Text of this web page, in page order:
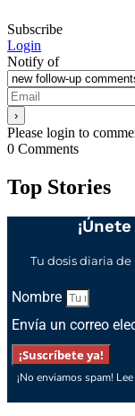
Subscribe
Login
Notify of
Please login to
0 Comments
Top Stories
Tu dosis diaria
Nombre
Envía un correo
¡Suscríbete ya!
¡No enviamos spam!